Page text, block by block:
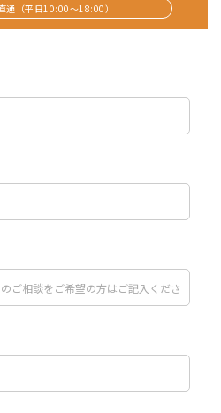
通（平日10:00〜18:00）